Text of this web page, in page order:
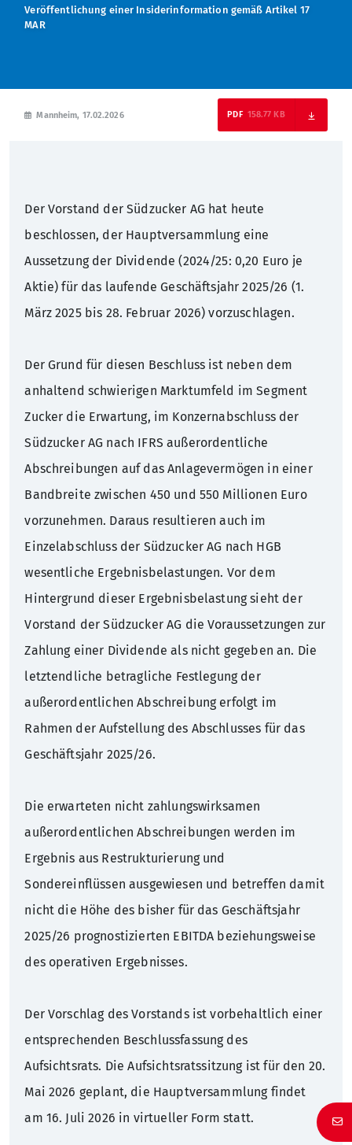
Zuckerfabriken Deutschland
Corporate Governance
IR-Kontakt
IR-Verteiler
Pressekontakt
Schüler
Veröffentlichung einer Insiderinformation gemäß Artikel 17
MAR
Mannheim, 17.02.2026 158.77 KB
Der Vorstand der Südzucker AG hat heute
beschlossen, der Hauptversammlung eine
Aussetzung der Dividende (2024/25: 0,20 Euro je
Aktie) für das laufende Geschäftsjahr 2025/26 (1.
März 2025 bis 28. Februar 2026) vorzuschlagen.
Der Grund für diesen Beschluss ist neben dem
anhaltend schwierigen Marktumfeld im Segment
Zucker die Erwartung, im Konzernabschluss der
Südzucker AG nach IFRS außerordentliche
Abschreibungen auf das Anlagevermögen in einer
Bandbreite zwischen 450 und 550 Millionen Euro
vorzunehmen. Daraus resultieren auch im
Einzelabschluss der Südzucker AG nach HGB
wesentliche Ergebnisbelastungen. Vor dem
Hintergrund dieser Ergebnisbelastung sieht der
Vorstand der Südzucker AG die Voraussetzungen zur
Zahlung einer Dividende als nicht gegeben an. Die
letztendliche betragliche Festlegung der
außerordentlichen Abschreibung erfolgt im
Rahmen der Aufstellung des Abschlusses für das
Geschäftsjahr 2025/26.
Die erwarteten nicht zahlungswirksamen
außerordentlichen Abschreibungen werden im
Ergebnis aus Restrukturierung und
Sondereinflüssen ausgewiesen und betreffen damit
nicht die Höhe des bisher für das Geschäftsjahr
2025/26 prognostizierten EBITDA beziehungsweise
des operativen Ergebnisses.
Der Vorschlag des Vorstands ist vorbehaltlich einer
entsprechenden Beschlussfassung des
Aufsichtsrats. Die Aufsichtsratssitzung ist für den 20.
Mai 2026 geplant, die Hauptversammlung findet
am 16. Juli 2026 in virtueller Form statt.